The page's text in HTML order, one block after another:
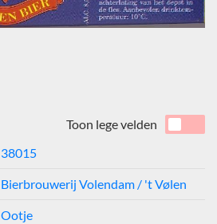
Toon lege velden
38015
Bierbrouwerij Volendam / 't Vølen
Ootje